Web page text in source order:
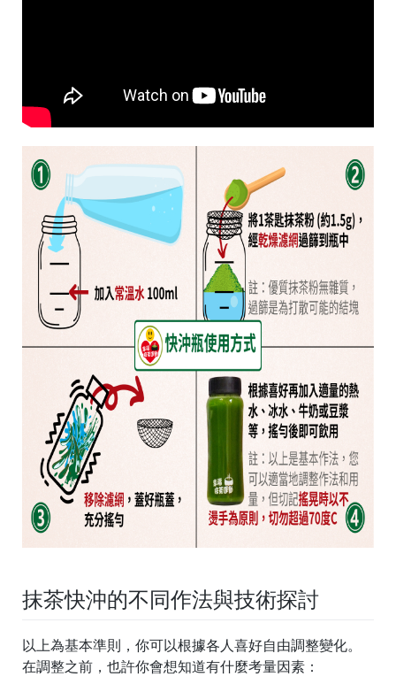
抹茶快沖的不同作法與技術探討
以上為基本準則，你可以根據各人喜好自由調整變化。
在調整之前，也許你會想知道有什麼考量因素：